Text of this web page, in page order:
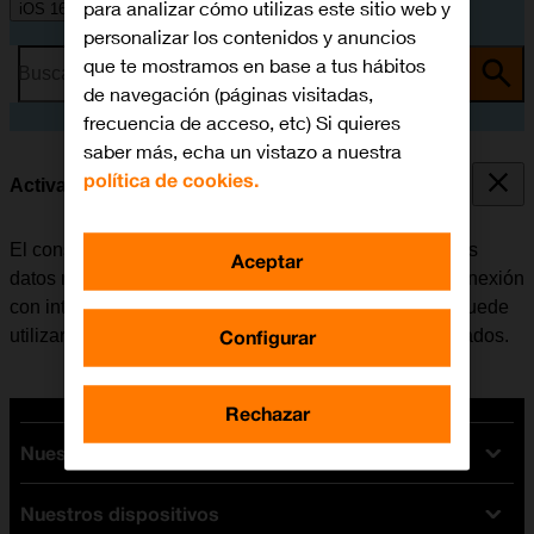
iOS 16.0
Busca por problema o tema
Activar o desactivar los datos móviles
El consumo de datos se puede limitar, desactivando los
datos móviles. Haciendo esto el móvil no establece conexión
con internet a través de la red móvil. No obstante, se puede
utilizar Wi-Fi aunque los datos móviles estén desactivados.
Nuestras tarifas
Tarifas Orange
Nuestros dispositivos
para analizar cómo utilizas este sitio web y
personalizar los contenidos y anuncios
que te mostramos en base a tus hábitos
de navegación (páginas visitadas,
frecuencia de acceso, etc) Si quieres
saber más, echa un vistazo a nuestra
política de cookies.
Configurar
Rechazar
Aceptar